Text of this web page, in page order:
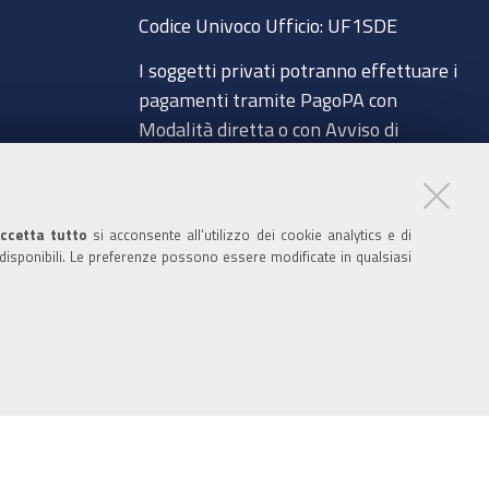
tutto si acconsente all’utilizzo dei cookie analytics e di
Le preferenze possono essere modificate in qualsiasi
o
e
Codice Univoco Ufficio: UF1SDE
I soggetti privati potranno effettuare i
pagamenti tramite PagoPA con
Modalità diretta o con Avviso di
Codice IBAN per le pubbliche
amministrazioni comprese nel regime di